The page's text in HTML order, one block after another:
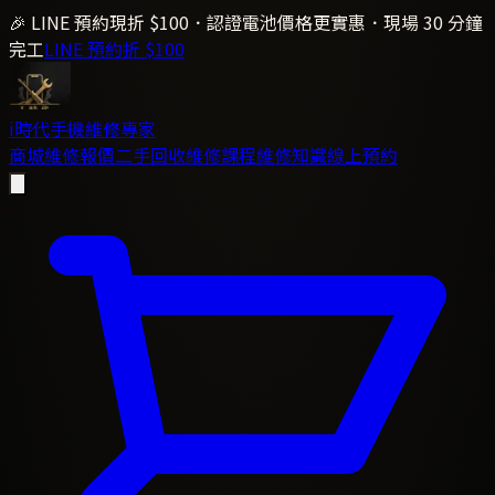
🎉 LINE 預約現折 $100．認證電池價格更實惠．現場 30 分鐘
完工LINE 預約折 $100
i時代手機維修專家
商城維修報價二手回收維修課程維修知識線上預約